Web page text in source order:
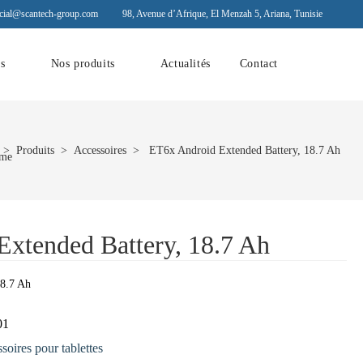
group.com 98, Avenue d’Afrique, El Menzah 5, Ariana, Tunisie
Nos produits Actualités Contact
Produits > Accessoires > ET6x Android Extended Battery, 18.7 Ah
Battery, 18.7 Ah
Ah
pour tablettes